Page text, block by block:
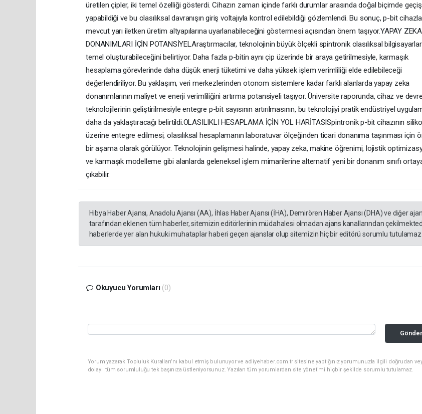
üretilen çipler, iki temel özelliği gösterdi. Cihazın zaman içinde farklı durumlar arasında doğal biçimde geçiş
yapabildiği ve bu olasılıksal davranışın giriş voltajıyla kontrol edilebildiği gözlemlendi. Bu sonuç, p-bit
mevcut yarı iletken üretim altyapılarına uyarlanabileceğini göstermesi açısından önem taşıyor.YAPAY ZEKA
DONANIMLARI İÇİN POTANSİYELAraştırmacılar, teknolojinin büyük ölçekli spintronik olasılıksal
temel oluşturabileceğini belirtiyor. Daha fazla p-bitin aynı çip üzerinde bir araya getirilmesiyle, karmaşık
hesaplama görevlerinde daha düşük enerji tüketimi ve daha yüksek işlem verimliliği elde edilebileceği
değerlendiriliyor. Bu yaklaşım, veri merkezlerinden otonom sistemlere kadar farklı alanlarda yapay zeka
donanımlarının maliyet ve enerji verimliliğini artırma potansiyeli taşıyor. Üniversite raporunda, cihaz ve devre
teknolojilerinin geliştirilmesiyle entegre p-bit sayısının artırılmasının, bu teknolojiyi pratik endüstriyel
daha da yaklaştıracağı belirtildi.OLASILIKLI HESAPLAMA İÇİN YOL HARİTASISpintronik p-bit cihazının
üzerine entegre edilmesi, olasılıksal hesaplamanın laboratuvar ölçeğinden ticari donanıma taşınması için
bir aşama olarak görülüyor. Teknolojinin gelişmesi halinde, yapay zeka, makine öğrenimi, lojistik
ve karmaşık modelleme gibi alanlarda geleneksel işlem mimarilerine alternatif yeni bir donanım sınıfı
çıkabilir.
Hibya Haber Ajansı, Anadolu Ajansı (AA), İhlas Haber Ajansı (İHA), Demirören Haber Ajansı (DHA) ve diğer
tarafından eklenen tüm haberler, sitemizin editörlerinin müdahalesi olmadan ajans kanallarından
haberlerde yer alan hukuki muhataplar haberi geçen ajanslar olup sitemizin hiç bir editörü sorumlu tutulamaz...
Okuyucu Yorumları (0)
Gönder
Yorum yazarak Topluluk Kuralları’nı kabul etmiş bulunuyor ve adliyehaber.com.tr sitesine yaptığınız yorumunuzla ilgili doğrudan
dolaylı tüm sorumluluğu tek başınıza üstleniyorsunuz. Yazılan tüm yorumlardan site yönetimi hiçbir şekilde sorumlu tutulamaz.